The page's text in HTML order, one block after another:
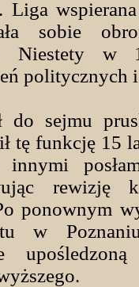
Liga
sobie
Niestety w
politycznych
do sejmu
tę funkcję 15
rewizję
ponownym
w